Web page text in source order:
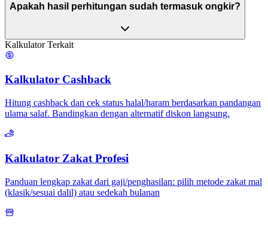
Apakah hasil perhitungan sudah termasuk ongkir?
Kalkulator Terkait
Kalkulator Cashback
Hitung cashback dan cek status halal/haram berdasarkan pandangan
ulama salaf. Bandingkan dengan alternatif diskon langsung.
Kalkulator Zakat Profesi
Panduan lengkap zakat dari gaji/penghasilan: pilih metode zakat mal
(klasik/sesuai dalil) atau sedekah bulanan